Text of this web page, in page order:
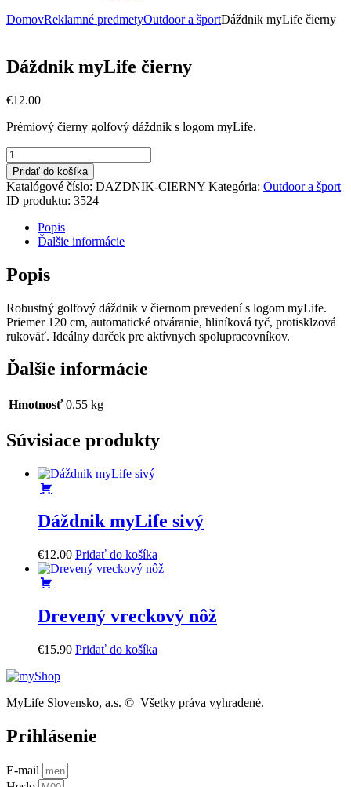
DomovReklamné predmetyOutdoor a športDáždnik myLife čierny
Dáždnik myLife čierny
€12.00
Prémiový čierny golfový dáždnik s logom myLife.
množstvo
Dáždnik
myLife
čierny
Pridať do košíka
Katalógové číslo: DAZDNIK-CIERNY Kategória: Outdoor a šport
ID produktu: 3524
Popis
Ďalšie informácie
Popis
Robustný golfový dáždnik v čiernom prevedení s logom myLife.
Priemer 120 cm, automatické otváranie, hliníková tyč, protisklzová
rukoväť. Ideálny darček pre aktívnych spolupracovníkov.
Ďalšie informácie
Hmotnosť 0.55 kg
Súvisiace produkty
Dáždnik myLife sivý
€12.00 Pridať do košíka
Drevený vreckový nôž
€15.90 Pridať do košíka
MyLife Slovensko, a.s. © Všetky práva vyhradené.
Prihlásenie
E-mail